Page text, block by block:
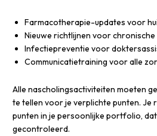
Farmacotherapie-updates voor
Nieuwe richtlijnen voor chronische
Infectiepreventie voor
Communicatietraining voor alle
Alle nascholingsactiviteiten moeten
te tellen voor je verplichte punten. Je
punten in je persoonlijke portfolio,
gecontroleerd.